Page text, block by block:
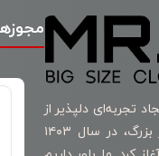
تجربه‌ای دلپذیر از
خرید لباس برای آقایان سایز بزرگ، در سال ۱۴۰۳